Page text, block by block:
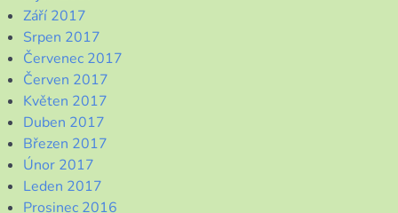
Září 2017
Srpen 2017
Červenec 2017
Červen 2017
Květen 2017
Duben 2017
Březen 2017
Únor 2017
Leden 2017
Prosinec 2016